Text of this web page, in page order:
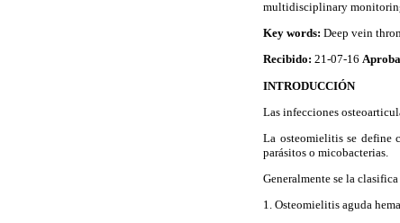
multidisciplinary
Key words: Deep vein
Recibido: 21-07-16
INTRODUCCIÓN
Las infecciones
La osteomielitis se define
parásitos o micobacterias.
Generalmente se la
1. Osteomielitis aguda